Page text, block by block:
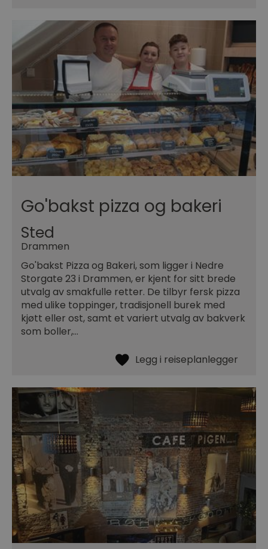
Go'bakst pizza og bakeri
Sted
Drammen
Go'bakst Pizza og Bakeri, som ligger i Nedre
Storgate 23 i Drammen, er kjent for sitt brede
utvalg av smakfulle retter. De tilbyr fersk pizza
med ulike toppinger, tradisjonell burek med
kjøtt eller ost, samt et variert utvalg av bakverk
som boller,…